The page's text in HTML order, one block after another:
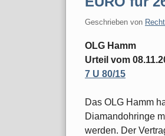
Geschrieben von
OLG Hamm
Urteil vom
7 U 80/15
Das OLG Hamm
Diamandohringe
werden. Der